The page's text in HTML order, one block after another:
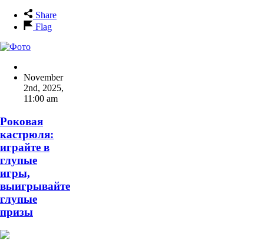
Share
Flag
November
2nd, 2025,
11:00 am
Роковая
кастрюля:
играйте в
глупые
игры,
выигрывайте
глупые
призы